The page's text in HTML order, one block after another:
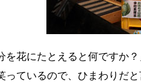
を花にたとえると何ですか
っているので、ひまわりだ